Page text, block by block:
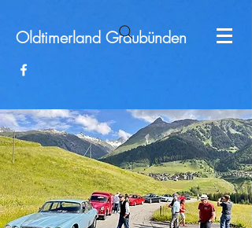
Oldtimerland Graubünden